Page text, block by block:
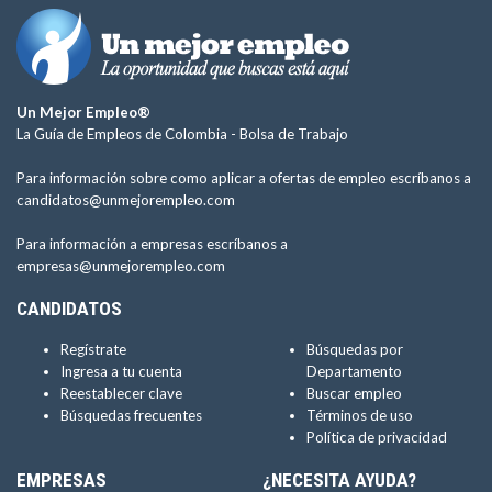
Un Mejor Empleo®
La Guía de Empleos de Colombia - Bolsa de Trabajo
Para información sobre como aplicar a ofertas de empleo escríbanos a
candidatos@unmejorempleo.com
Para información a empresas escríbanos a
empresas@unmejorempleo.com
CANDIDATOS
Regístrate
Ingresa a tu cuenta
Reestablecer clave
Búsquedas frecuentes
Búsquedas por
Departamento
Buscar empleo
Términos de uso
Política de privacidad
EMPRESAS ¿NECESITA AYUDA?